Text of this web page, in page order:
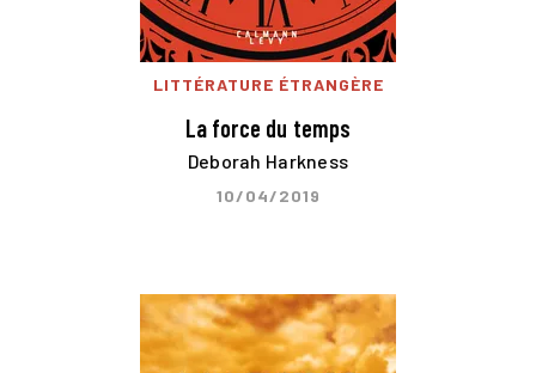
LITTÉRATURE ÉTRANGÈRE
La force du temps
Deborah Harkness
10/04/2019